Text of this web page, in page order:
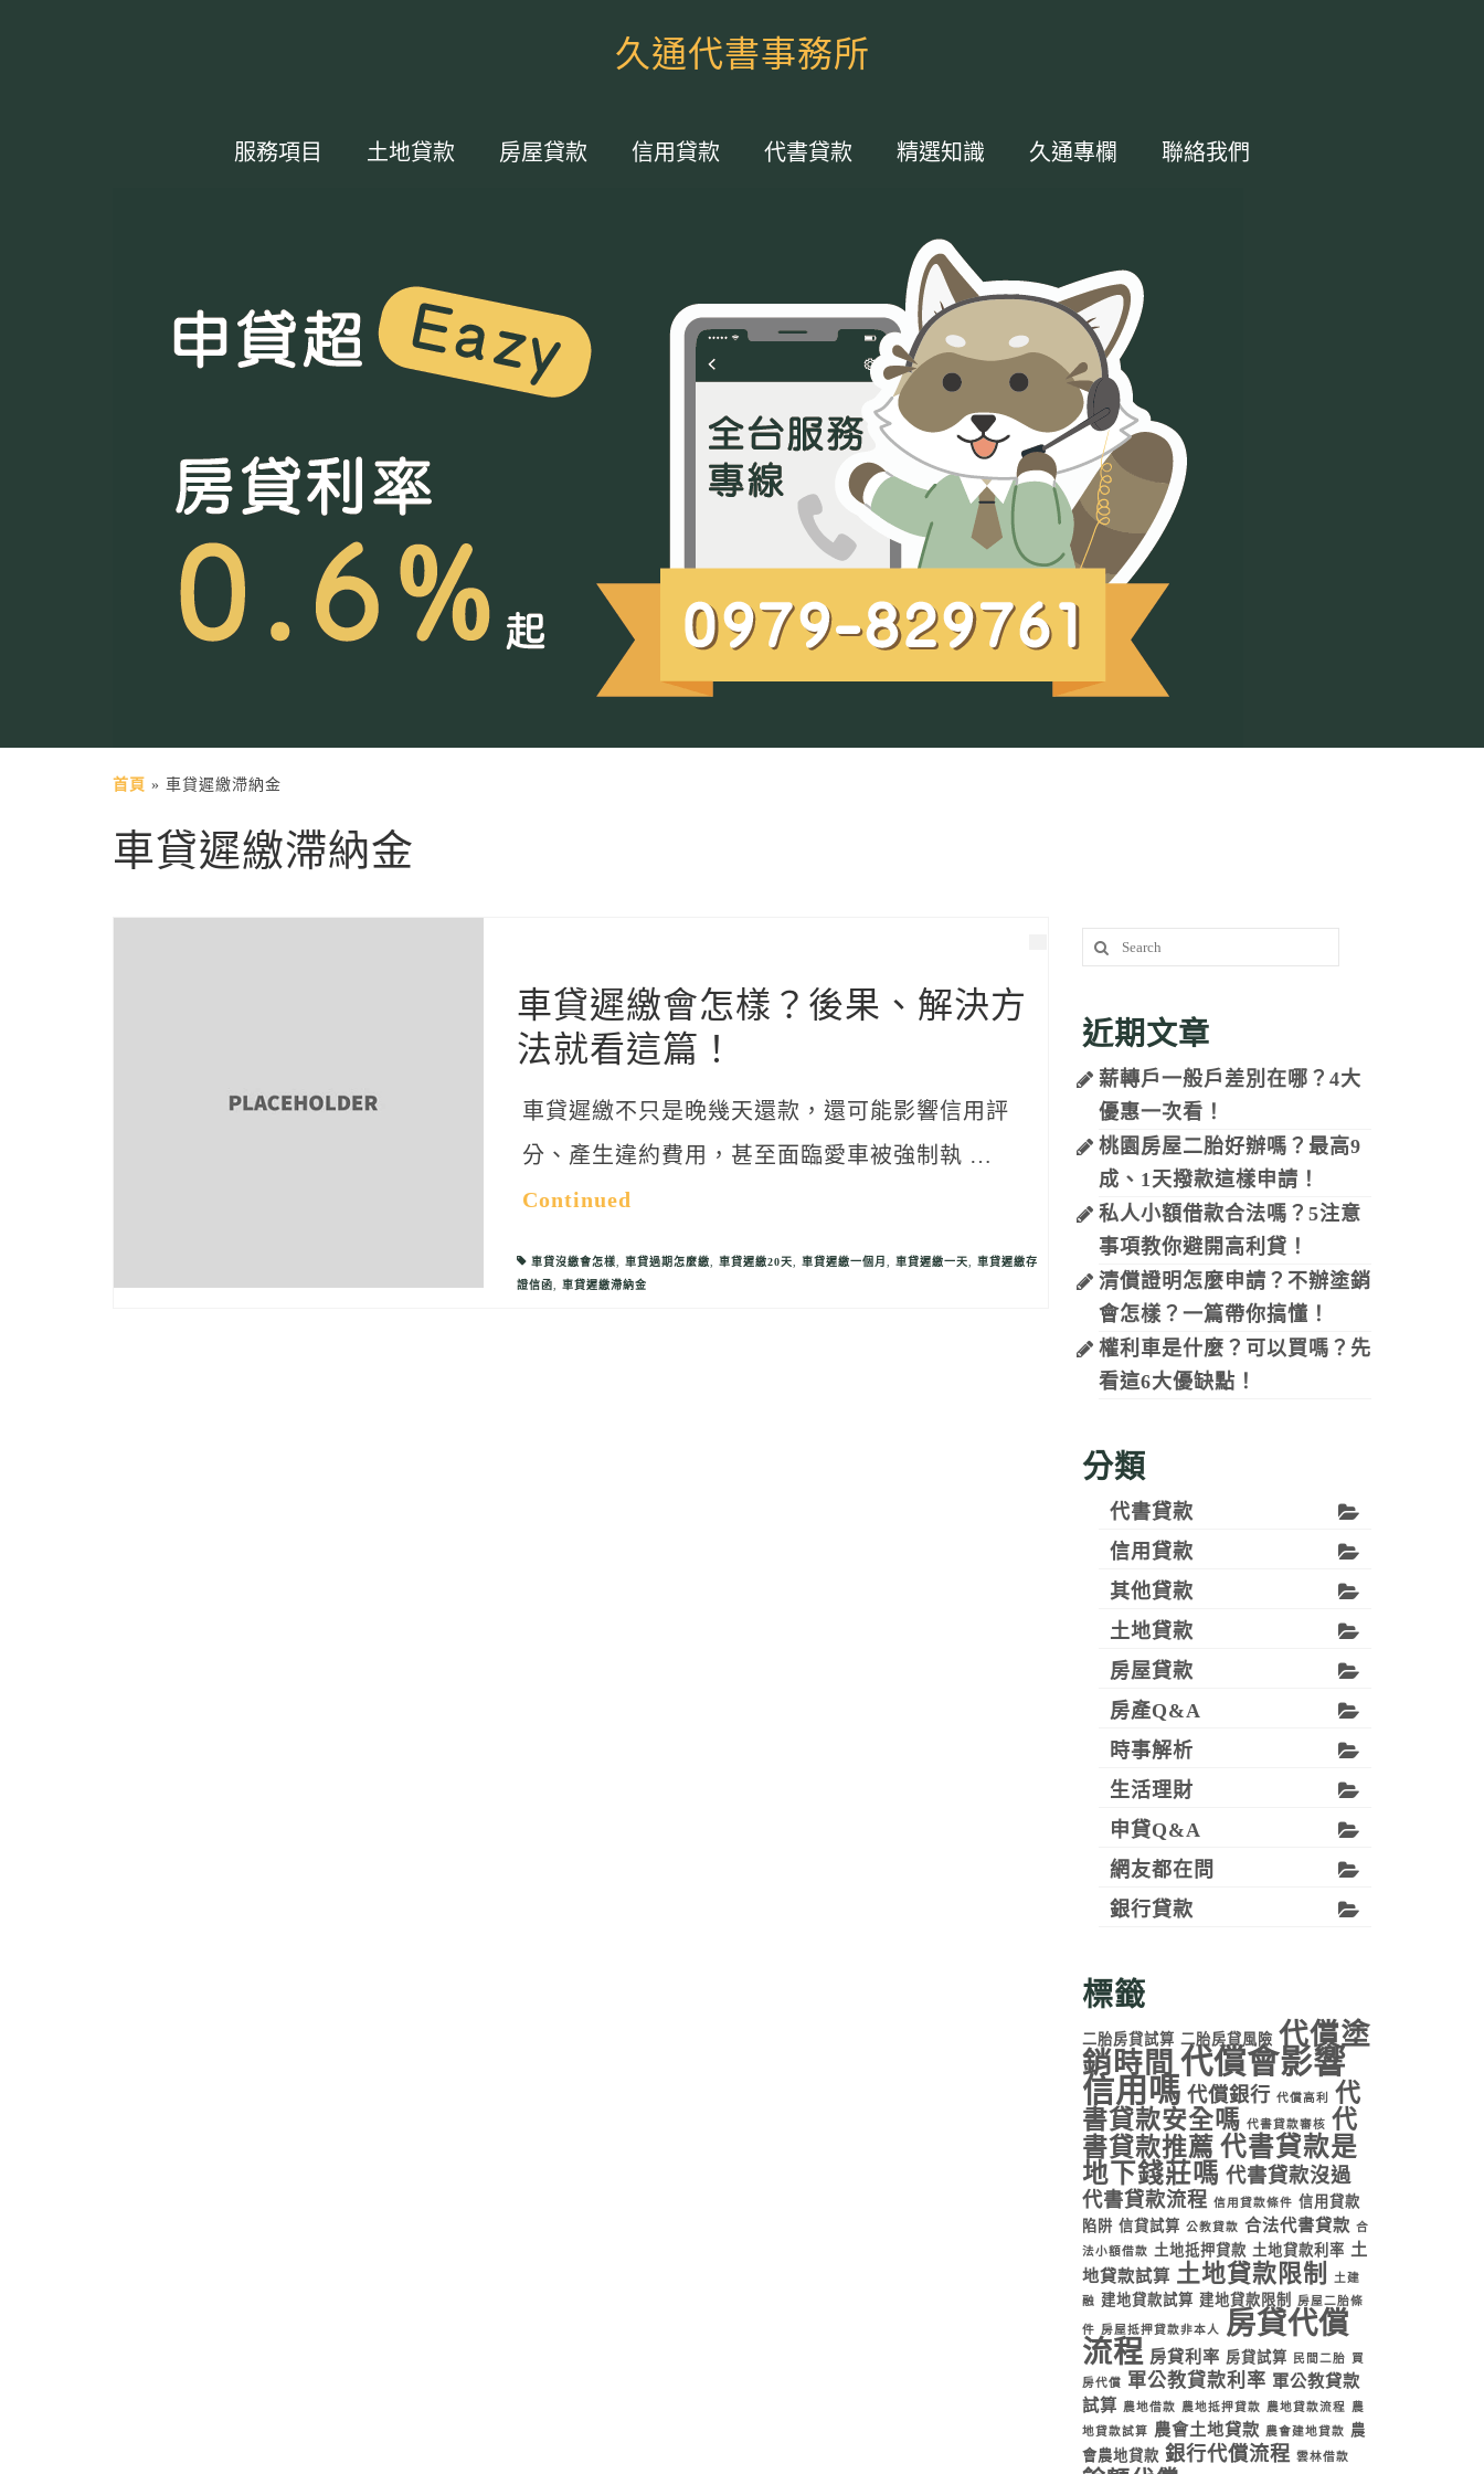
久通代書事務所
服務項目 土地貸款 房屋貸款 信用貸款 代書貸款 精選知識 久通專欄 聯絡我們
首頁 » 車貸遲繳滯納金
車貸遲繳滯納金
車貸遲繳會怎樣？後果、解決方
法就看這篇！
車貸遲繳不只是晚幾天還款，還可能影響信用評
分、產生違約費用，甚至面臨愛車被強制執 …
Continued
車貸沒繳會怎樣, 車貸過期怎麼繳, 車貸遲繳20天, 車貸遲繳一個月 , 車貸遲繳一天, 車貸遲繳存
證信函, 車貸遲繳滯納金
Search
for:
近期文章
薪轉戶一般戶差別在哪？4大
優惠一次看！
桃園房屋二胎好辦嗎？最高9
成、1天撥款這樣申請！
私人小額借款合法嗎？5注意
事項教你避開高利貸！
清償證明怎麼申請？不辦塗銷
會怎樣？一篇帶你搞懂！
權利車是什麼？可以買嗎？先
看這6大優缺點！
分類
代書貸款
信用貸款
其他貸款
土地貸款
房屋貸款
房產Q&A
時事解析
生活理財
申貸Q&A
網友都在問
銀行貸款
標籤
二胎房貸試算 二胎房貸風險 代償塗
銷時間 代償會影響
信用嗎 代償銀行 代償高利
代
書貸款安全嗎 代書貸款審核 代
書貸款推薦 代書貸款是
地下錢莊嗎 代書貸款沒過
代書貸款流程 信用貸款條件 信用貸款
陷阱 信貸試算 公教貸款 合法代書貸款 合
法小額借款 土地抵押貸款 土地貸款利率 土
地貸款試算 土地貸款限制
土建
融
建地貸款試算 建地貸款限制 房屋二胎條
件 房屋抵押貸款非本人
房貸代償
流程 房貸利率 房貸試算 民間二胎
買
房代償
軍公教貸款利率 軍公教貸款
試算
農地借款 農地抵押貸款 農地貸款流程
農
地貸款試算
農會土地貸款 農會建地貸款
農
會農地貸款 銀行代償流程 雲林借款